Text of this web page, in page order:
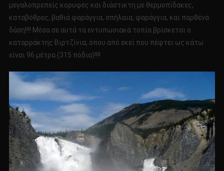
μεγαλοπρεπείς κορυφές και διάστικτη με θερμοπίδακες,
καταβόθρες, βαθιά φαράγγια, σπήλαια, φαράγγια, και παρθένα
δάση!!!! Μέσα σε αυτά τα εντυπωσιακά τοπία βρίσκεται ο
καταρράκτης Βιρτζίνια, όπου από εκεί που πέφτει ως κάτω
είναι 96 μέτρα (315 πόδια)!!!!